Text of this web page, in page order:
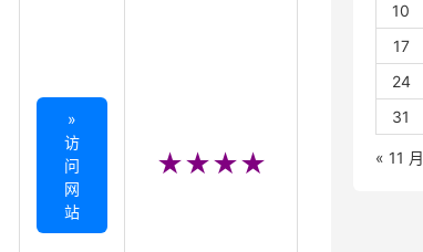
»
访
问
网
站
★★★★
10
17
24
31
« 11 月